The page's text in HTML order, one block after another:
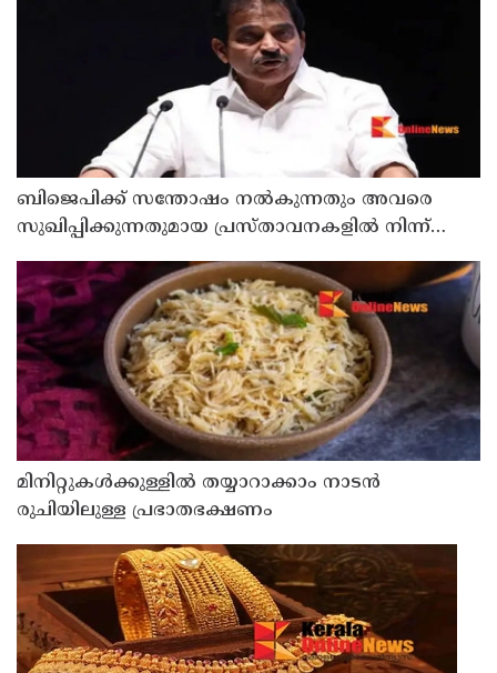
ബിജെപിക്ക് സന്തോഷം നൽകുന്നതും അവരെ
സുഖിപ്പിക്കുന്നതുമായ പ്രസ്താവനകളിൽ നിന്ന്
തരൂരിനെതിരെ കെ.സി. വേണുഗോപാൽ
മിനിറ്റുകൾക്കുള്ളിൽ തയ്യാറാക്കാം നാടൻ
രുചിയിലുള്ള പ്രഭാതഭക്ഷണം